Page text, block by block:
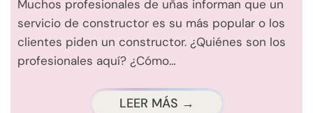
Muchos profesionales de uñas informan que un
servicio de constructor es su más popular o los
clientes piden un constructor. ¿Quiénes son los
profesionales aquí? ¿Cómo…
LEER MÁS →